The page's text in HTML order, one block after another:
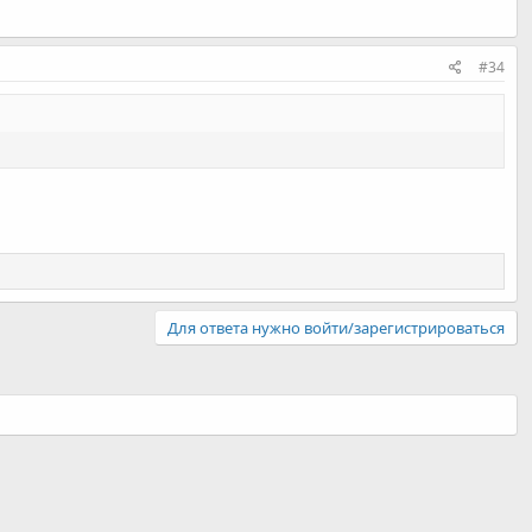
#34
Для ответа нужно войти/зарегистрироваться